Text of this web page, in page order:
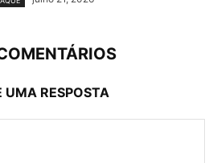
UMA RESPOSTA